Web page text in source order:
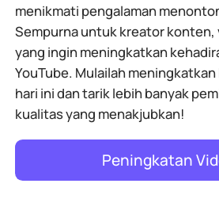
menikmati pengalaman
Sempurna untuk kreator konten,
yang ingin meningkatkan
YouTube. Mulailah
hari ini dan tarik lebih banyak
kualitas yang menakjubkan!
Peningkatan